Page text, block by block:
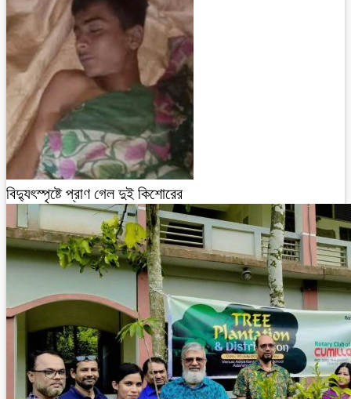
বিদ্যুৎস্পৃষ্টে প্রাণ গেল দুই কিশোরের